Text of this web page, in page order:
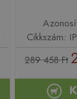
Cikkszám:
289 458 Ft